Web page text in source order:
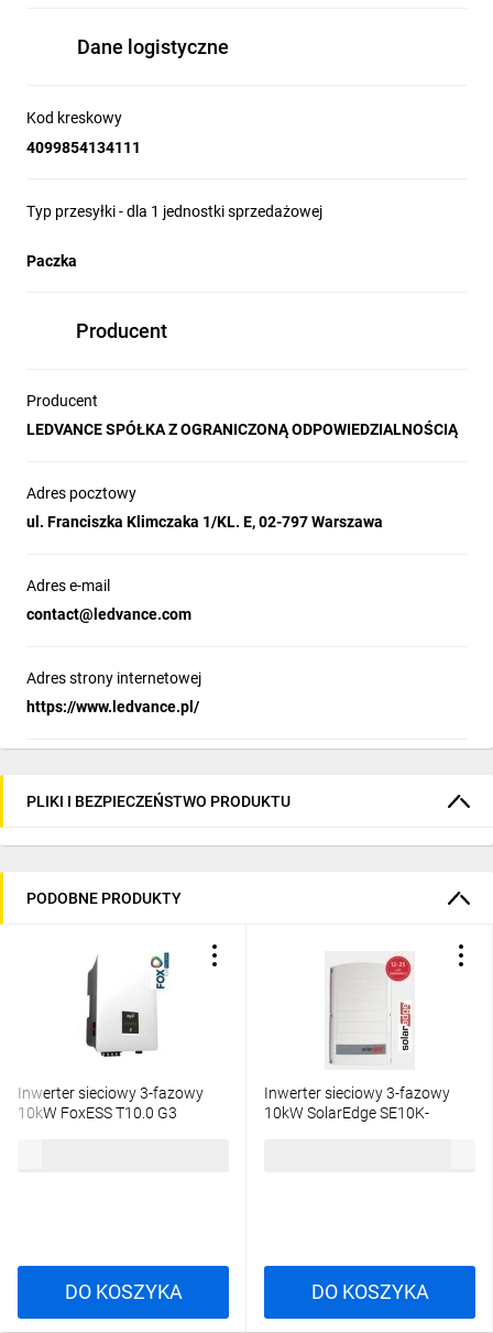
Dane logistyczne
Kod kreskowy
4099854134111
Typ przesyłki - dla 1 jednostki sprzedażowej
Paczka
Producent
Producent
LEDVANCE SPÓŁKA Z OGRANICZONĄ ODPOWIEDZIALNOŚCIĄ
Adres pocztowy
ul. Franciszka Klimczaka 1/KL. E, 02-797 Warszawa
Adres e-mail
contact@ledvance.com
Adres strony internetowej
https://www.ledvance.pl/
PLIKI I BEZPIECZEŃSTWO PRODUKTU
PODOBNE PRODUKTY
Inwerter sieciowy 3-fazowy
10kW FoxESS T10.0 G3
DO KOSZYKA
Inwerter sieciowy 3-fazowy
10kW SolarEdge SE10K-
DO KOSZYKA